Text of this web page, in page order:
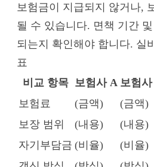
보험금이 지급되지 않거나,
될 수 있습니다. 면책 기간
되는지 확인해야 합니다. 실
표
비교 항목 보험사 A 보험
보험료
(금액) (금액)
보장 범위
(내용) (내용)
자기부담금 (비율) (비율)